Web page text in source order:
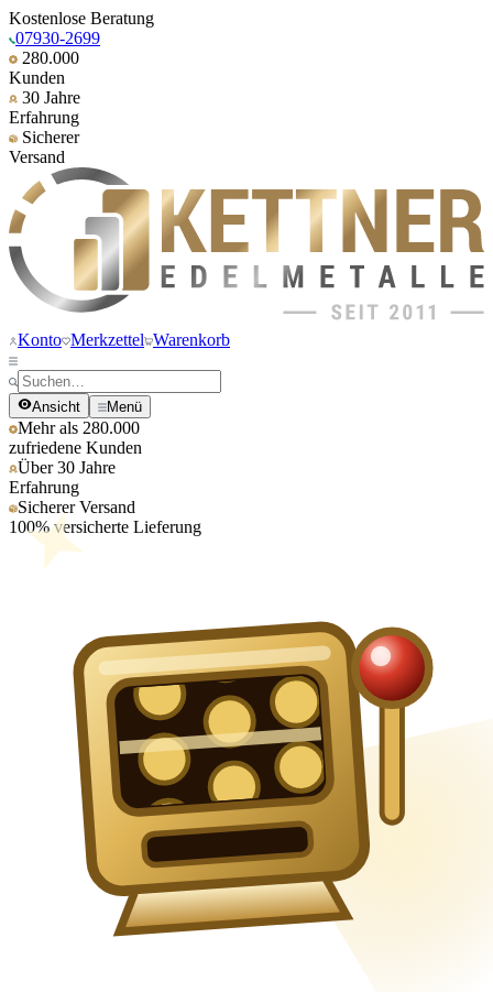
Kostenlose Beratung
07930-2699
280.000
Kunden
30 Jahre
Erfahrung
Sicherer
Versand
Konto Merkzettel Warenkorb
Ansicht Menü
Mehr als 280.000
zufriedene Kunden
Über 30 Jahre
Erfahrung
Sicherer Versand
100% versicherte Lieferung